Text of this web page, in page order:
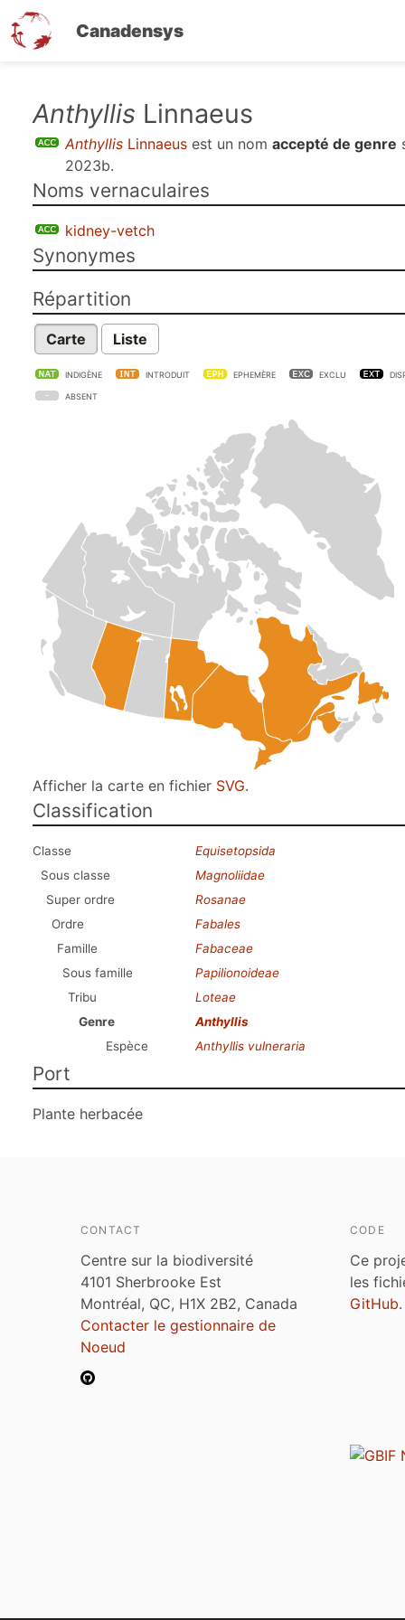
Canadensys
contenu
Anthyllis Linnaeus
Anthyllis Linnaeus est un nom accepté de genre
2023b.
Noms vernaculaires
kidney-vetch
Synonymes
Répartition
Carte Liste
INDIGÈNE INTRODUIT EPHEMÈRE EXCLU
ABSENT
Afficher la carte en fichier SVG.
Classification
Classe
Equisetopsida
Sous classe
Magnoliidae
Super ordre
Rosanae
Ordre
Fabales
Famille
Fabaceae
Sous famille
Papilionoideae
Tribu
Loteae
Genre
Anthyllis
Espèce
Anthyllis vulneraria
Port
Plante herbacée
CONTACT
Centre sur la biodiversité
4101 Sherbrooke Est
Montréal, QC, H1X 2B2, Canada
Contacter le gestionnaire de
Noeud
CODE
Ce
les
GitHub.